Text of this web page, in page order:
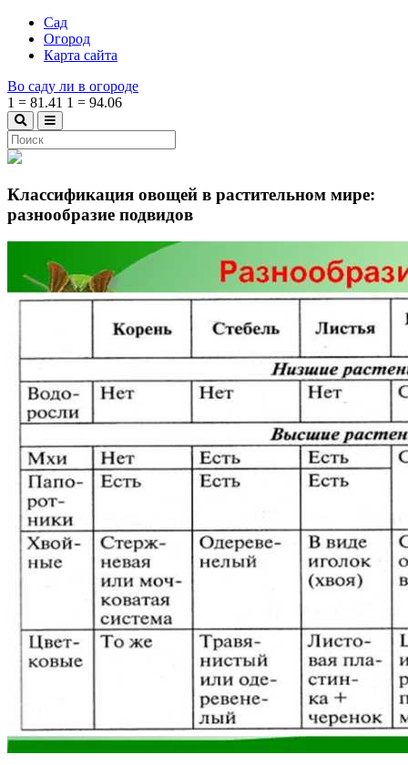
Сад
Огород
Карта сайта
Во саду ли в огороде
1 = 81.41 1 = 94.06
Классификация овощей в растительном мире:
разнообразие подвидов